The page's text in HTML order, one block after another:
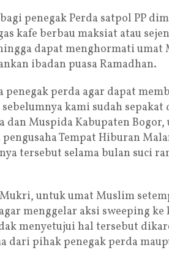
penegak Perda satpol PP
kafe berbau maksiat atau
dapat menghormati umat
ibadan puasa Ramadhan.
perda agar dapat
kami sudah sepakat
dan Muspida Kabupaten
Tempat Hiburan
tersebut selama bulan suci
untuk umat Muslim
menggelar aksi sweeping ke
menyetujui hal tersebut
dari pihak penegak perda